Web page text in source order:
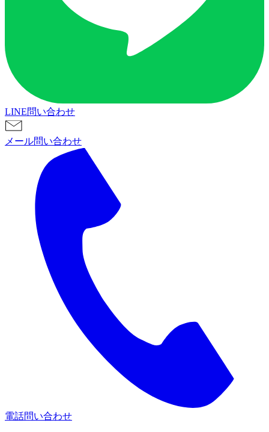
LINE問い合わせ
メール問い合わせ
電話問い合わせ